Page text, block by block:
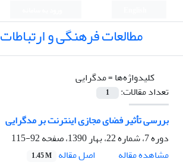
مطالعات فرهنگی و ارتباطات
کلیدواژه‌ها =مد‌گرایی
تعداد مقالات:
1
بررسی تأثیر فضای مجازی اینترنت بر مد‌گرایی
دوره 7، شماره 22، بهار 1390، صفحه
92-115
مشاهده مقاله
اصل مقاله 1.45 M